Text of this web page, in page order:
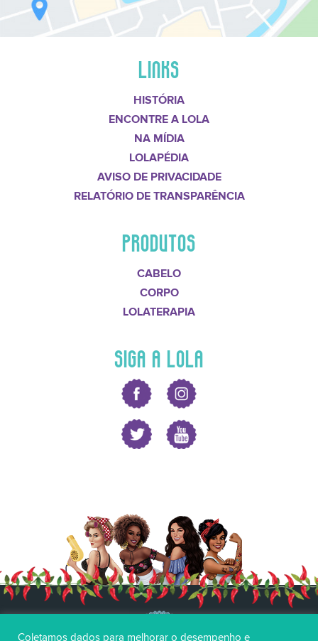
LINKS
HISTÓRIA
ENCONTRE A LOLA
NA MÍDIA
LOLAPÉDIA
AVISO DE PRIVACIDADE
RELATÓRIO DE TRANSPARÊNCIA
PRODUTOS
CABELO
CORPO
LOLATERAPIA
SIGA A LOLA
Coletamos dados para melhorar o desempenho e